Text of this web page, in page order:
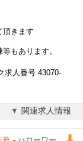
頂きます
もあります。
求人番号 43070-
関連求人情報